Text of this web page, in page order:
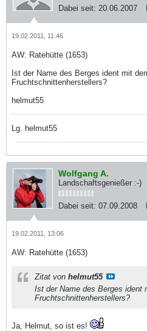
Dabei seit: 20.06.2007
19.02.2011, 11:46
AW: Ratehütte (1653)
Ist der Name des Berges ident mit
Fruchtschnittenherstellers?
helmut55
Lg. helmut55
Wolfgang A.
Landschaftsgenießer :-)
Dabei seit: 07.09.2008
19.02.2011, 13:06
AW: Ratehütte (1653)
Zitat von helmut55
Ist der Name des Berges ident
Fruchtschnittenherstellers?
Ja, Helmut, so ist es!